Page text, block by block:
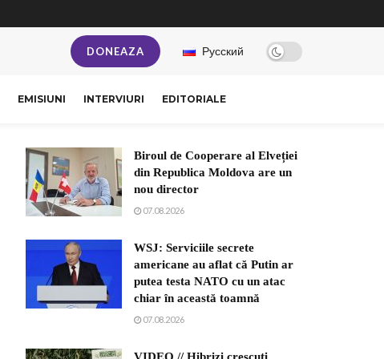
DONEAZA Русский
EMISIUNI INTERVIURI EDITORIALE
Biroul de Cooperare al Elveției
din Republica Moldova are un
nou director
07.08.2026
WSJ: Serviciile secrete
americane au aflat că Putin ar
putea testa NATO cu un atac
chiar în această toamnă
07.08.2026